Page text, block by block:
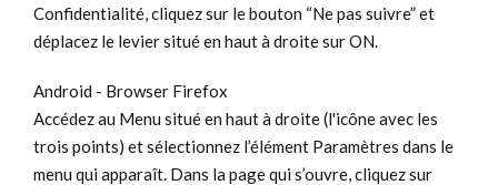
Confidentialité, cliquez sur le bouton “Ne pas suivre” et
déplacez le levier situé en haut à droite sur ON.
Android - Browser Firefox
Accédez au Menu situé en haut à droite (l'icône avec les
trois points) et sélectionnez l’élément Paramètres dans le
menu qui apparaît. Dans la page qui s’ouvre, cliquez sur